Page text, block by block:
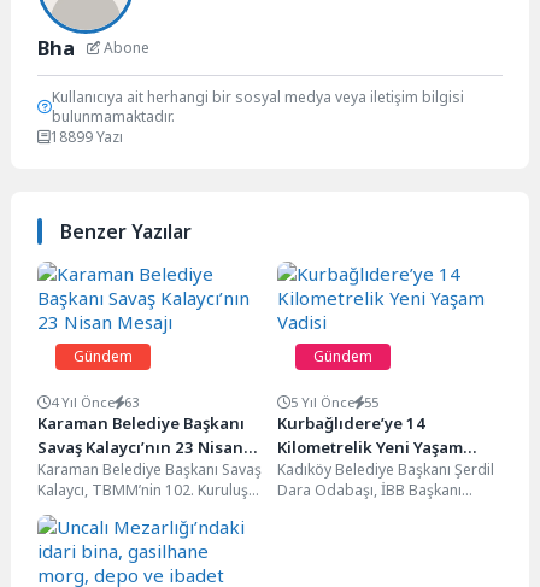
Bha Abone
Kullanıcıya ait herhangi bir sosyal medya veya iletişim bilgisi
bulunmamaktadır.
18899 Yazı
Benzer Yazılar
Gündem
4 Yıl Önce 63
Karaman Belediye Başkanı
Savaş Kalaycı’nın 23 Nisan
Mesajı
Karaman Belediye Başkanı Savaş
Kalaycı, TBMM’nin 102. Kuruluş
yıldönümü ve 23 Nisan Ulusal
Egemenlik ve...
Gündem
5 Yıl Önce 55
Kurbağlıdere’ye 14
Kilometrelik Yeni Yaşam
Vadisi
Kadıköy Belediye Başkanı Şerdil
Dara Odabaşı, İBB Başkanı